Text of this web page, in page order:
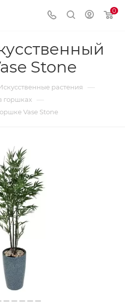
0
Stone
растения —
горшках —
Vase Stone